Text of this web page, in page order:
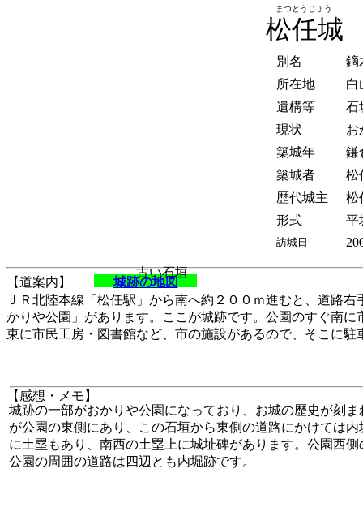
松任城
古い石垣
【道案内】
城跡の地図
ＪＲ北陸本線「松任駅」から南へ約２００ｍ進むと、道路右
かりや公園」があります。ここが城跡です。公園のすぐ南に
東に市民工房・図書館など、市の施設があるので、そこに駐
別名
鏑
所在地
白
遺構等
石
現状
お
築城年
鎌
築城者
松
歴代城主
松
形式
平
訪城日
【感想・メモ】
まつとうじょう
城跡の一部がおかりや公園になっており、お城の歴史が刻
が公園の東側にあり、この石垣から東側の道路にかけては
に土塁もあり、南西の土塁上に城址碑があります。公園西
公園の周囲の道路は四辺とも内堀跡です。